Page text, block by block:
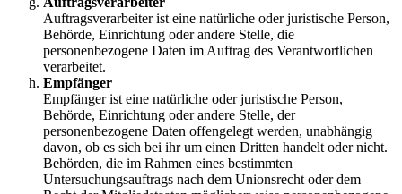
Auftragsverarbeiter ist eine natürliche oder juristische Person,
Behörde, Einrichtung oder andere Stelle, die
personenbezogene Daten im Auftrag des Verantwortlichen
verarbeitet.
Empfänger
Empfänger ist eine natürliche oder juristische Person,
Behörde, Einrichtung oder andere Stelle, der
personenbezogene Daten offengelegt werden, unabhängig
davon, ob es sich bei ihr um einen Dritten handelt oder nicht.
Behörden, die im Rahmen eines bestimmten
Untersuchungsauftrags nach dem Unionsrecht oder dem